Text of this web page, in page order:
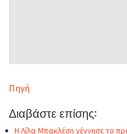
Πηγή
Διαβάστε επίσης:
Η Λίλα Μπακλέση γέννησε το